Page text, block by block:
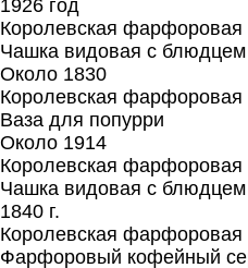
1926 год
Королевская фарфоровая
Чашка видовая с
Около 1830
Королевская фарфоровая
Ваза для попурри
Около 1914
Королевская фарфоровая
Чашка видовая с
1840 г.
Королевская фарфоровая
Фарфоровый кофейный